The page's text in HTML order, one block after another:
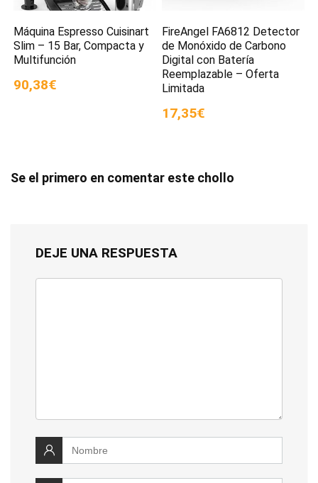
Máquina Espresso Cuisinart
Slim – 15 Bar, Compacta y
Multifunción
90,38€
FireAngel FA6812 Detector
de Monóxido de Carbono
Digital con Batería
Reemplazable – Oferta
Limitada
17,35€
Se el primero en comentar este chollo
DEJE UNA RESPUESTA